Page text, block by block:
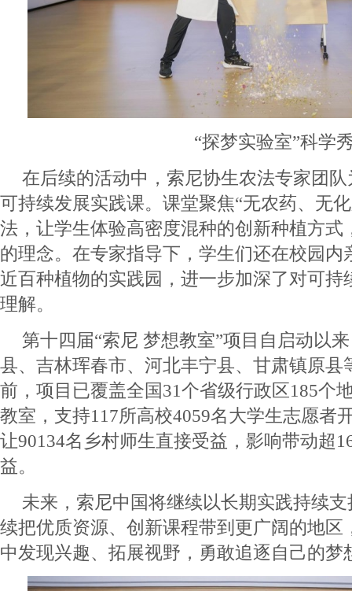
“探梦实验室”科学
在后续的活动中，索尼协生农法专家团
可持续发展实践课。课堂聚焦“无农药、无
法，让学生体验高密度混种的创新种植方式
的理念。在专家指导下，学生们还在校园内
近百种植物的实践园，进一步加深了对可持
理解。
第十四届“索尼 梦想教室”项目自启动以
县、吉林珲春市、河北丰宁县、甘肃镇原县
前，项目已覆盖全国31个省级行政区185个
教室，支持117所高校4059名大学生志愿者
让90134名乡村师生直接受益，影响带动超
益。
未来，索尼中国将继续以长期实践持续
续把优质资源、创新课程带到更广阔的地区
中发现兴趣、拓展视野，勇敢追逐自己的梦